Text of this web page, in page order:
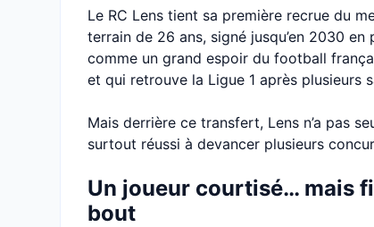
Le RC Lens tient sa première recrue du
terrain de 26 ans, signé jusqu’en 2030
comme un grand espoir du football
et qui retrouve la Ligue 1 après plusieurs
Mais derrière ce transfert, Lens n’a pas
surtout réussi à devancer plusieurs
Un joueur courtisé… mais
bout